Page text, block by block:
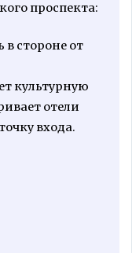
проспекта:
в стороне от
культурную
отели
входа.